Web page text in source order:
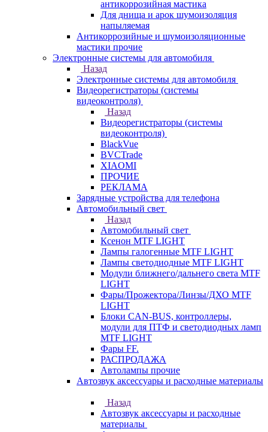
антикоррозийная мастика
Для днища и арок шумоизоляция
напыляемая
Антикоррозийные и шумоизоляционные
мастики прочие
Электронные системы для автомобиля
Назад
Электронные системы для автомобиля
Видеорегистраторы (системы
видеоконтроля)
Назад
Видеорегистраторы (системы
видеоконтроля)
BlackVue
BVCTrade
XIAOMI
ПРОЧИЕ
РЕКЛАМА
Зарядные устройства для телефона
Автомобильный свет
Назад
Автомобильный свет
Ксенон MTF LIGHT
Лампы галогенные MTF LIGHT
Лампы светодиодные MTF LIGHT
Модули ближнего/дальнего света MTF
LIGHT
Фары/Прожектора/Линзы/ДХО MTF
LIGHT
Блоки CAN-BUS, контроллеры,
модули для ПТФ и светодиодных ламп
MTF LIGHT
Фары FF.
РАСПРОДАЖА
Автолампы прочие
Автозвук аксессуары и расходные материалы
Назад
Автозвук аксессуары и расходные
материалы